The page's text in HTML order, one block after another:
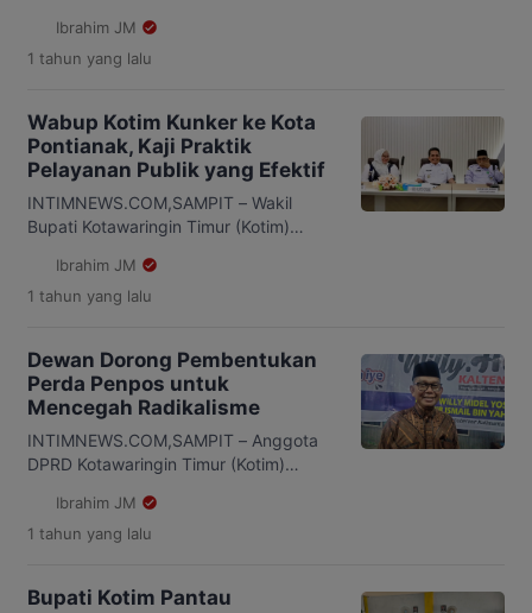
hutan dan lahan (karhutla) di sekolah
dalam meramaikan hari Kesiapsiagaan
Sampit, dimana acara ini juga
dilaksanakan secara serentak di
seluruh wilayah Indonesia yang diikuti
lebih dari 10.000 peserta. Berdasarkan
adanya surat menteri pendidikan dasar
Ibrahim JM
1 tahun yang lalu
Wabup Kotim Kunker ke Kota
Pontianak, Kaji Praktik
Pelayanan Publik yang Efektif
INTIMNEWS.COM,SAMPIT – Wakil
Bupati Kotawaringin Timur (Kotim)
Pontianak untuk mengkaji strategi dan
praktik pelayanan publik yang efektif
2025. Dalam kunjungan Irawati
disambut langsung oleh Wakil Wali Kota
Pontianak Bahasan, sebagai langkah
strategis dua daerah dalam
mempererat hubungan antara Pemkab
Ibrahim JM
1 tahun yang lalu
Dewan Dorong Pembentukan
Perda Penpos untuk
Mencegah Radikalisme
INTIMNEWS.COM,SAMPIT – Anggota
DPRD Kotawaringin Timur (Kotim)
setempat agar segera membuat
Peraturan Daerah (Perda) tentang
penting demi mendukung pendidikan
Ibrahim JM
1 tahun yang lalu
Bupati Kotim Pantau